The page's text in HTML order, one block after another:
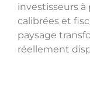
investisseurs
calibrées et
paysage
réellement